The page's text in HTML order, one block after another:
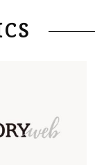
若い＝美しい”と
あ底上げ運